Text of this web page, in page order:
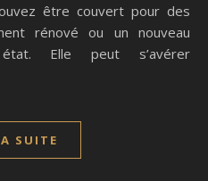
être couvert pour des
rénové ou un nouveau
Elle peut s’avérer
SUITE